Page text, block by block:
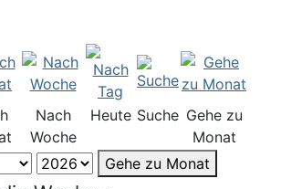
Nach
Woche
Heute Suche Gehe zu
Monat
Gehe zu Monat